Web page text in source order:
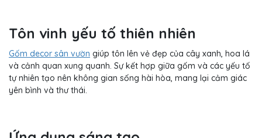
Tôn vinh yếu tố thiên nhiên
Gốm decor sân vườn giúp tôn lên vẻ đẹp của cây xanh, hoa lá
và cảnh quan xung quanh. Sự kết hợp giữa gốm và các yếu tố
tự nhiên tạo nên không gian sống hài hòa, mang lại cảm giác
yên bình và thư thái.